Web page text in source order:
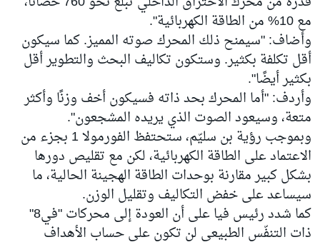
مع 10% من الطاقة الكهربائية".
وأضاف: "سيمنح ذلك المحرك صوته المميز. كما سيكون
أقل تكلفة بكثير. وستكون تكاليف البحث والتطوير أقل
بكثير أيضًا".
وأردف: "أما المحرك بحد ذاته فسيكون أخف وزنًا وأكثر
متعة، وسيعود الصوت الذي يريده المشجعون".
وبموجب رؤية بن سليّم، ستحتفظ الفورمولا 1 بجزء من
الاعتماد على الطاقة الكهربائية، لكن مع تقليص دورها
بشكل كبير مقارنة بوحدات الطاقة الهجينة الحالية، ما
سيساعد على خفض التكاليف وتقليل الوزن.
كما شدد رئيس فيا على أن العودة إلى محركات "في8"
ذات التنفّس الطبيعي لن تكون على حساب الأهداف